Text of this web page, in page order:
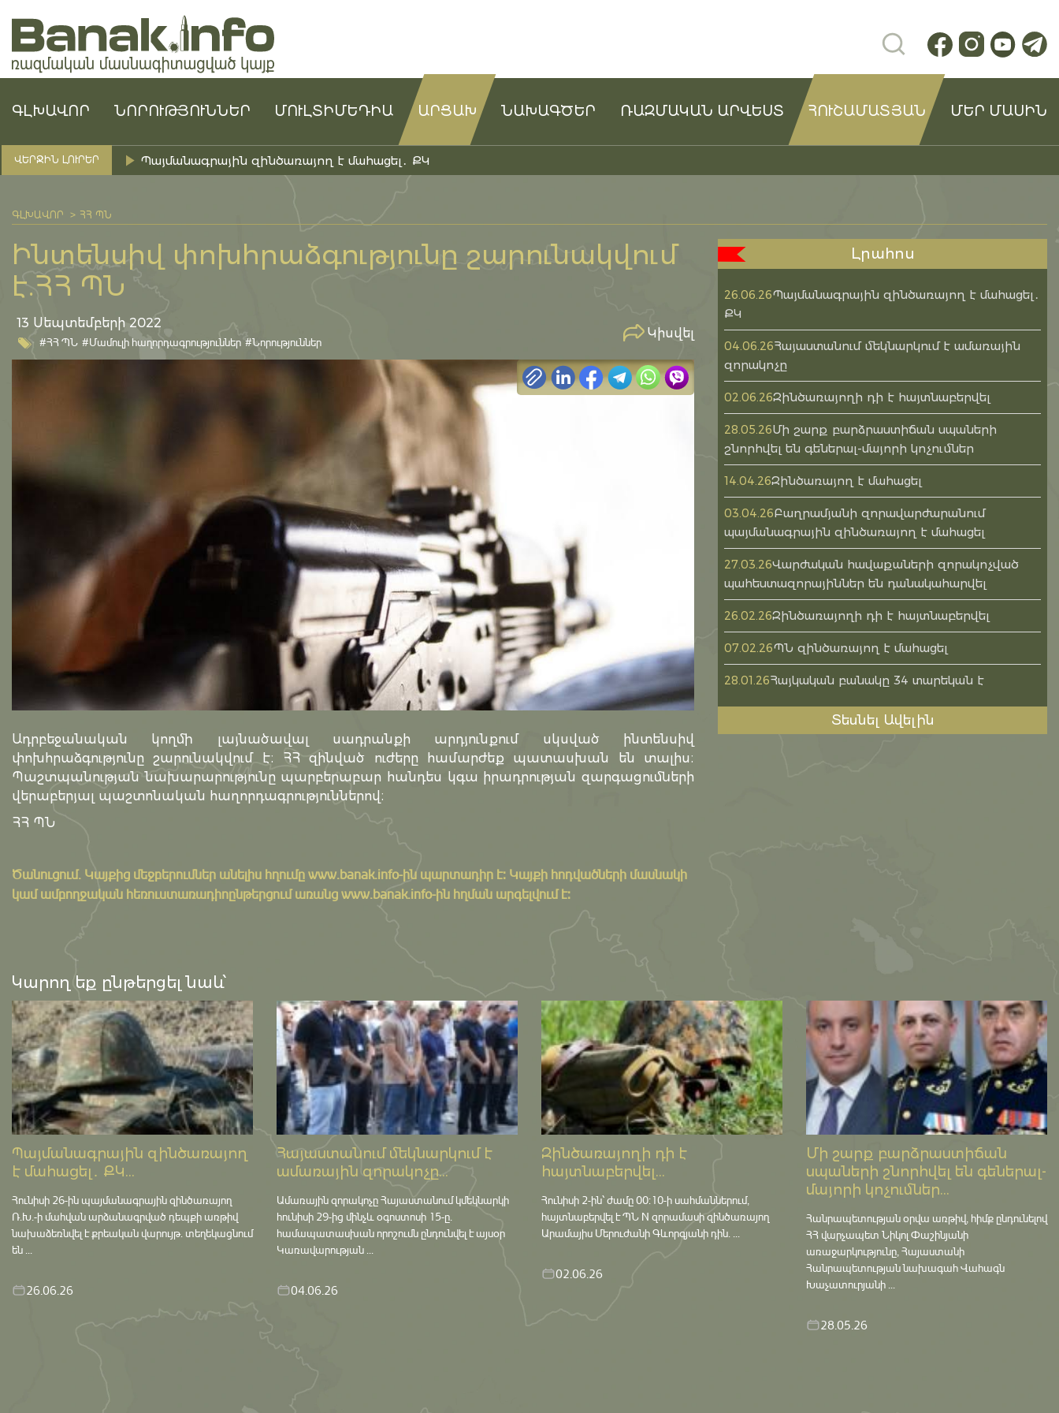
ԳԼԽԱՎՈՐ ՆՈՐՈՒԹՅՈՒՆՆԵՐ ՄՈՒԼՏԻՄԵԴԻԱ ԱՐՑԱԽ ՆԱԽԱԳԾԵՐ ՌԱԶՄԱԿԱՆ ԱՐՎԵՍՏ ՀՈՒՇԱՄԱՏՅԱՆ ՄԵՐ ՄԱՍԻՆ
ՎԵՐՋԻՆ ԼՈՒՐԵՐ Պայմանագրային զինծառայող է մահացել․ ՔԿ
ԳԼԽԱՎՈՐ ՀՀ ՊՆ
Ինտենսիվ փոխհրաձգությունը շարունակվում
է.ՀՀ ՊՆ
13 Սեպտեմբերի 2022
#ՀՀ ՊՆ #Մամուլի հաղորդագրություններ #Նորություններ
Կիսվել
Ադրբեջանական կողմի լայնածավալ սադրանքի արդյունքում սկսված ինտենսիվ
փոխհրաձգությունը շարունակվում է։ ՀՀ զինված ուժերը համարժեք պատասխան են տալիս։
Պաշտպանության նախարարությունը պարբերաբար հանդես կգա իրադրության զարգացումների
վերաբերյալ պաշտոնական հաղորդագրություններով։
ՀՀ ՊՆ
Ծանուցում․ Կայքից մեջբերումներ անելիս հղումըwww.banak.info-ին պարտադիր է: Կայքի հոդվածների մասնակի
կամ ամբողջական հեռուստառադիոընթերցում առանց www.banak.info-ին հղման արգելվում է:
Լրահոս
26.06.26Պայմանագրային զինծառայող է մահացել․
ՔԿ
04.06.26Հայաստանում մեկնարկում է ամառային
զորակոչը
02.06.26Զինծառայողի դի է հայտնաբերվել
28.05.26Մի շարք բարձրաստիճան սպաների
շնորհվել են գեներալ-մայորի կոչումներ
14.04.26Զինծառայող է մահացել
03.04.26Բաղրամյանի զորավարժարանում
պայմանագրային զինծառայող է մահացել
27.03.26Վարժական հավաքաների զորակոչված
պահեստազորայիններ են դանակահարվել
26.02.26Զինծառայողի դի է հայտնաբերվել
07.02.26ՊՆ զինծառայող է մահացել
28.01.26Հայկական բանակը 34 տարեկան է
Տեսնել Ավելին
Կարող եք ընթերցել նաև՝
Պայմանագրային զինծառայող
է մահացել․ ՔԿ...
Հունիսի 26-ին պայմանագրային զինծառայող
Ռ.Խ.-ի մահվան արձանագրված դեպքի առթիվ
նախաձեռնվել է քրեական վարույթ․ տեղեկացնում
են ...
26.06.26
Հայաստանում մեկնարկում է
ամառային զորակոչը...
Ամառային զորակոչը Հայաստանում կմեկնարկի
հունիսի 29-ից մինչև օգոստոսի 15-ը․
համապատասխան որոշումն ընդունվել է այսօր
Կառավարության ...
04.06.26
Զինծառայողի դի է
հայտնաբերվել...
Հունիսի 2-ին՝ ժամը 00:10-ի սահմաններում,
հայտնաբերվել է ՊՆ N զորամասի զինծառայող
Արամայիս Մերուժանի Գևորգյանի դին. ...
02.06.26
Մի շարք բարձրաստիճան
սպաների շնորհվել են գեներալ-
մայորի կոչումներ...
Հանրապետության օրվա առթիվ, հիմք ընդունելով
ՀՀ վարչապետ Նիկոլ Փաշինյանի
առաջարկությունը, Հայաստանի
Հանրապետության նախագահ Վահագն
Խաչատուրյանի ...
28.05.26